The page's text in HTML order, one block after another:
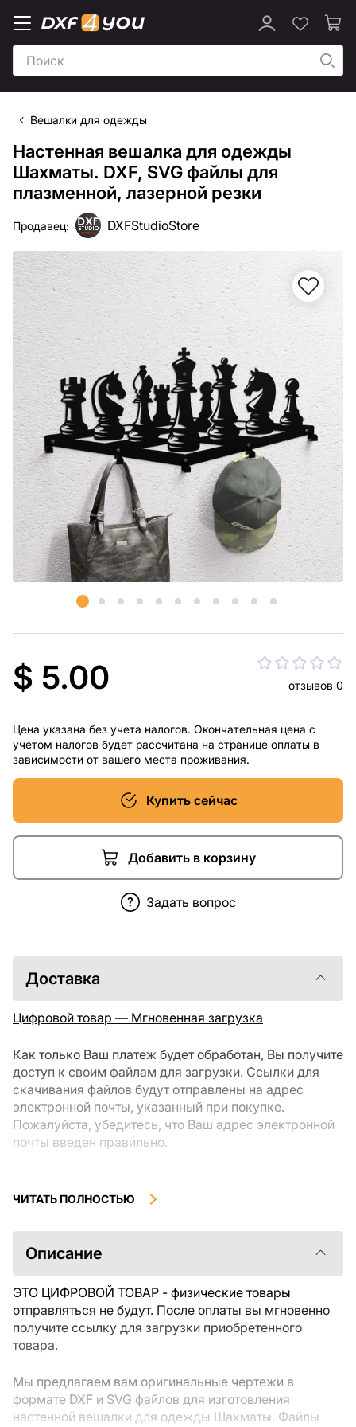
Вешалки для одежды
Настенная вешалка для одежды
Шахматы. DXF, SVG файлы для
плазменной, лазерной резки
Продавец: DXFStudioStore
$ 5.00 отзывов 0
Цена указана без учета налогов. Окончательная цена с
учетом налогов будет рассчитана на странице оплаты в
зависимости от вашего места проживания.
Купить сейчас
Добавить в корзину
Задать вопрос
Доставка
Цифровой товар — Мгновенная загрузка
Как только Ваш платеж будет обработан, Вы получите
доступ к своим файлам для загрузки. Ссылки для
скачивания файлов будут отправлены на адрес
электронной почты, указанный при покупке.
Пожалуйста, убедитесь, что Ваш адрес электронной
почты введен правильно.
загрузки, не подлежат возврату или обмену после их
ознакомиться с описанием товара и задать все
интересующие Вас вопросы перед покупкой. Если у
свяжитесь с продавцом напрямую.
ЧИТАТЬ ПОЛНОСТЬЮ
Описание
ЭТО ЦИФРОВОЙ ТОВАР - физические товары
отправляться не будут. После оплаты вы мгновенно
получите ссылку для загрузки приобретенного
товара.
Мы предлагаем вам оригинальные чертежи в
формате DXF и SVG файлов для изготовления
настенной вешалки для одежды Шахматы. Файлы